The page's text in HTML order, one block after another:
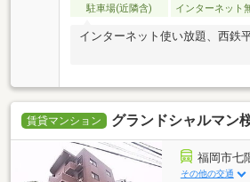
駐車場(近隣含)
インターネット
インターネット使い放題、西鉄
賃貸マンション グランドシャルマン
福岡市七
その他の交通